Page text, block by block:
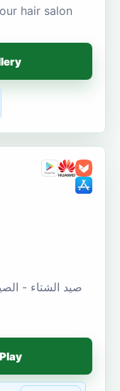
hair salon
صيد الشتاء -